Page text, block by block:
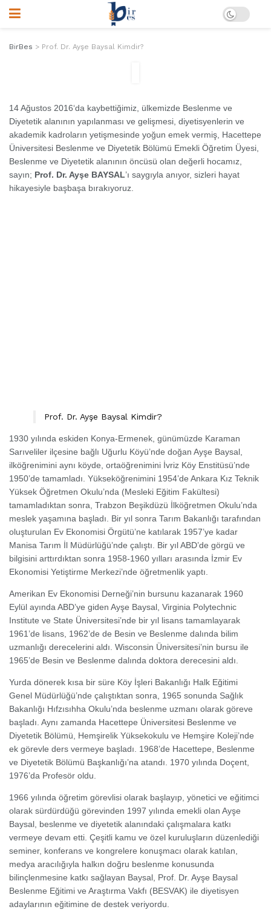
BirBes > Prof. Dr. Ayşe Baysal Kimdir?
14 Ağustos 2016‘da kaybettiğimiz, ülkemizde Beslenme ve
Diyetetik alanının yapılanması ve gelişmesi, diyetisyenlerin ve
akademik kadroların yetişmesinde yoğun emek vermiş, Hacettepe
Üniversitesi Beslenme ve Diyetetik Bölümü Emekli Öğretim Üyesi,
Beslenme ve Diyetetik alanının öncüsü olan değerli hocamız,
sayın; Prof. Dr. Ayşe BAYSAL’ı saygıyla anıyor, sizleri hayat
hikayesiyle başbaşa bırakıyoruz.
Prof. Dr. Ayşe Baysal Kimdir?
1930 yılında eskiden Konya-Ermenek, günümüzde Karaman
Sarıveliler ilçesine bağlı Uğurlu Köyü’nde doğan Ayşe Baysal,
ilköğrenimini aynı köyde, ortaöğrenimini İvriz Köy Enstitüsü’nde
1950’de tamamladı. Yükseköğrenimini 1954’de Ankara Kız Teknik
Yüksek Öğretmen Okulu’nda (Mesleki Eğitim Fakültesi)
tamamladıktan sonra, Trabzon Beşikdüzü İlköğretmen Okulu’nda
meslek yaşamına başladı. Bir yıl sonra Tarım Bakanlığı tarafından
oluşturulan Ev Ekonomisi Örgütü’ne katılarak 1957’ye kadar
Manisa Tarım İl Müdürlüğü’nde çalıştı. Bir yıl ABD’de görgü ve
bilgisini arttırdıktan sonra 1958-1960 yılları arasında İzmir Ev
Ekonomisi Yetiştirme Merkezi’nde öğretmenlik yaptı.
Amerikan Ev Ekonomisi Derneği’nin bursunu kazanarak 1960
Eylül ayında ABD’ye giden Ayşe Baysal, Virginia Polytechnic
Institute ve State Üniversitesi’nde bir yıl lisans tamamlayarak
1961’de lisans, 1962’de de Besin ve Beslenme dalında bilim
uzmanlığı derecelerini aldı. Wisconsin Üniversitesi’nin bursu ile
1965’de Besin ve Beslenme dalında doktora derecesini aldı.
Yurda dönerek kısa bir süre Köy İşleri Bakanlığı Halk Eğitimi
Genel Müdürlüğü’nde çalıştıktan sonra, 1965 sonunda Sağlık
Bakanlığı Hıfzısıhha Okulu’nda beslenme uzmanı olarak göreve
başladı. Aynı zamanda Hacettepe Üniversitesi Beslenme ve
Diyetetik Bölümü, Hemşirelik Yüksekokulu ve Hemşire Koleji’nde
ek görevle ders vermeye başladı. 1968’de Hacettepe, Beslenme
ve Diyetetik Bölümü Başkanlığı’na atandı. 1970 yılında Doçent,
1976’da Profesör oldu.
1966 yılında öğretim görevlisi olarak başlayıp, yönetici ve eğitimci
olarak sürdürdüğü görevinden 1997 yılında emekli olan Ayşe
Baysal, beslenme ve diyetetik alanındaki çalışmalara katkı
vermeye devam etti. Çeşitli kamu ve özel kuruluşların düzenlediği
seminer, konferans ve kongrelere konuşmacı olarak katılan,
medya aracılığıyla halkın doğru beslenme konusunda
bilinçlenmesine katkı sağlayan Baysal, Prof. Dr. Ayşe Baysal
Beslenme Eğitimi ve Araştırma Vakfı (BESVAK) ile diyetisyen
adaylarının eğitimine de destek veriyordu.